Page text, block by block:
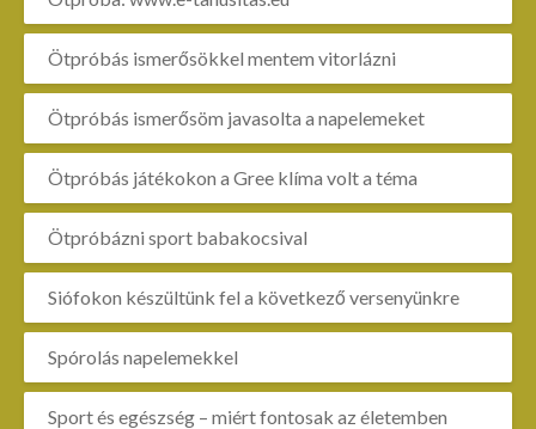
Ötpróbás ismerősökkel mentem vitorlázni
Ötpróbás ismerősöm javasolta a napelemeket
Ötpróbás játékokon a Gree klíma volt a téma
Ötpróbázni sport babakocsival
Siófokon készültünk fel a következő versenyünkre
Spórolás napelemekkel
Sport és egészség – miért fontosak az életemben